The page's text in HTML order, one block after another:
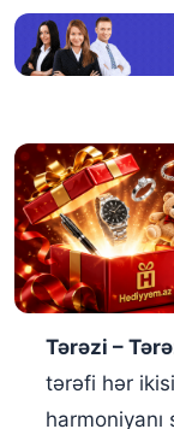
Tərəzi –
tərəfi hər